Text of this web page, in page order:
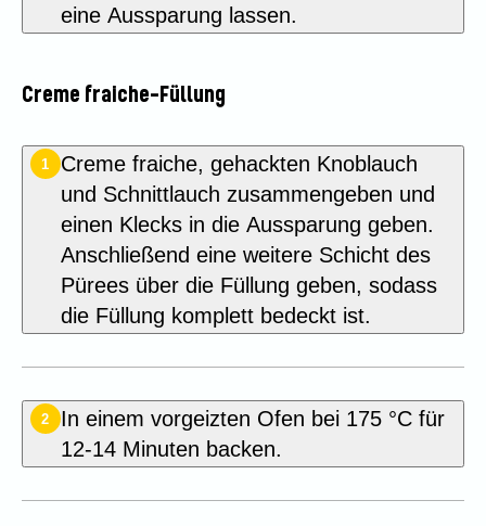
eine Aussparung lassen.
Creme fraiche-Füllung
1
Creme fraiche, gehackten Knoblauch
und Schnittlauch zusammengeben und
einen Klecks in die Aussparung geben.
Anschließend eine weitere Schicht des
Pürees über die Füllung geben, sodass
die Füllung komplett bedeckt ist.
2
In einem vorgeizten Ofen bei 175 °C für
12-14 Minuten backen.